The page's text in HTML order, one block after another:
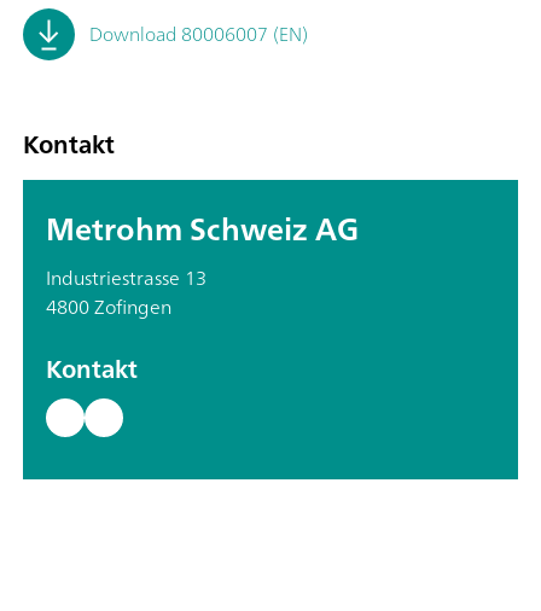
Download 80006007 (EN)
Kontakt
Metrohm Schweiz AG
Industriestrasse 13
4800 Zofingen
Kontakt